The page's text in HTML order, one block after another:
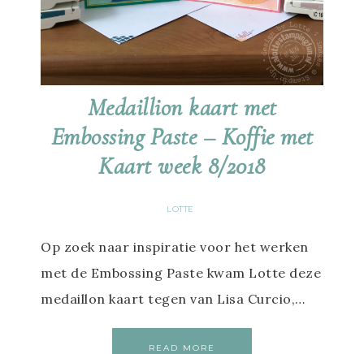
Medaillion kaart met
Embossing Paste – Koffie met
Kaart week 8/2018
LOTTE
Op zoek naar inspiratie voor het werken
met de Embossing Paste kwam Lotte deze
medaillon kaart tegen van Lisa Curcio,…
READ MORE